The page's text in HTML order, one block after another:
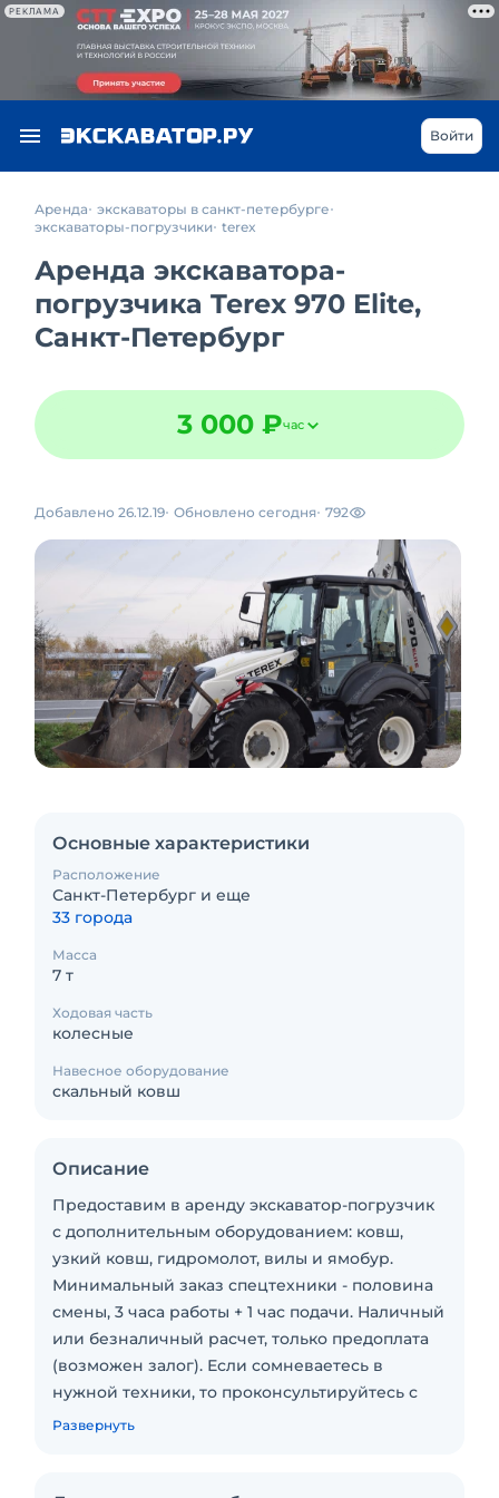
РЕКЛАМА
Войти
Аренда экскаваторы в санкт-петербурге
экскаваторы-погрузчики terex
Аренда экскаватора-
погрузчика Terex 970 Elite,
Санкт-Петербург
3 000 ₽час
Добавлено 26.12.19 Обновлено сегодня 792
Основные характеристики
Расположение
Санкт-Петербург и еще
33 города
Масса
7 т
Ходовая часть
колесные
Навесное оборудование
скальный ковш
Описание
Предоставим в аренду экскаватор-погрузчик
с дополнительным оборудованием: ковш,
узкий ковш, гидромолот, вилы и ямобур.
Минимальный заказ спецтехники - половина
смены, 3 часа работы + 1 час подачи. Наличный
или безналичный расчет, только предоплата
(возможен залог). Если сомневаетесь в
нужной техники, то проконсультируйтесь с
менеджером по телефону или электронной
Развернуть